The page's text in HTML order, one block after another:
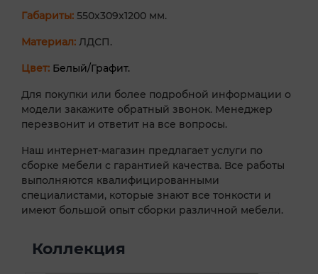
Габариты: 550х309х1200 мм.
Материал: ЛДСП.
Цвет: Белый/Графит.
Для покупки или более подробной информации о
модели закажите обратный звонок. Менеджер
перезвонит и ответит на все вопросы.
Наш интернет-магазин предлагает услуги по
сборке мебели с гарантией качества. Все работы
выполняются квалифицированными
специалистами, которые знают все тонкости и
имеют большой опыт сборки различной мебели.
Коллекция